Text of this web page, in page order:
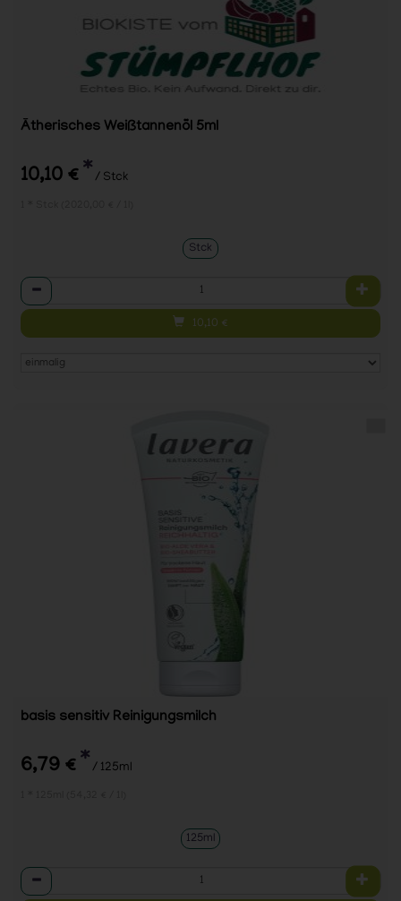
Ätherisches Weißtannenöl 5ml
10,10 € * / Stck
Stck
Anzahl
10,10 €
basis sensitiv Reinigungsmilch
6,79 € * / 125ml
125ml
Anzahl